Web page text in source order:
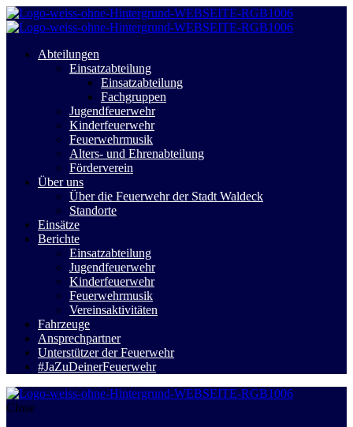
Abteilungen
Einsatzabteilung
Einsatzabteilung
Fachgruppen
Jugendfeuerwehr
Kinderfeuerwehr
Feuerwehrmusik
Alters- und Ehrenabteilung
Förderverein
Über uns
Über die Feuerwehr der Stadt Waldeck
Standorte
Einsätze
Berichte
Einsatzabteilung
Jugendfeuerwehr
Kinderfeuerwehr
Feuerwehrmusik
Vereinsaktivitäten
Fahrzeuge
Ansprechpartner
Unterstützer der Feuerwehr
#JaZuDeinerFeuerwehr
Close